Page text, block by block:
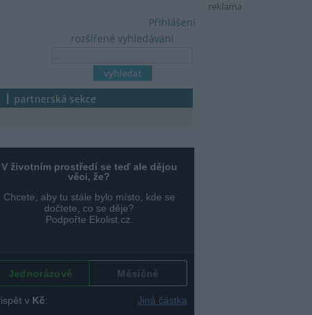
reklama
rozšířené vyhledávání
Přihlášení
partnerská sekce